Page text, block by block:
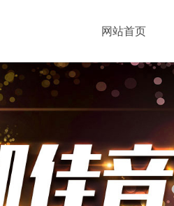
网站首页